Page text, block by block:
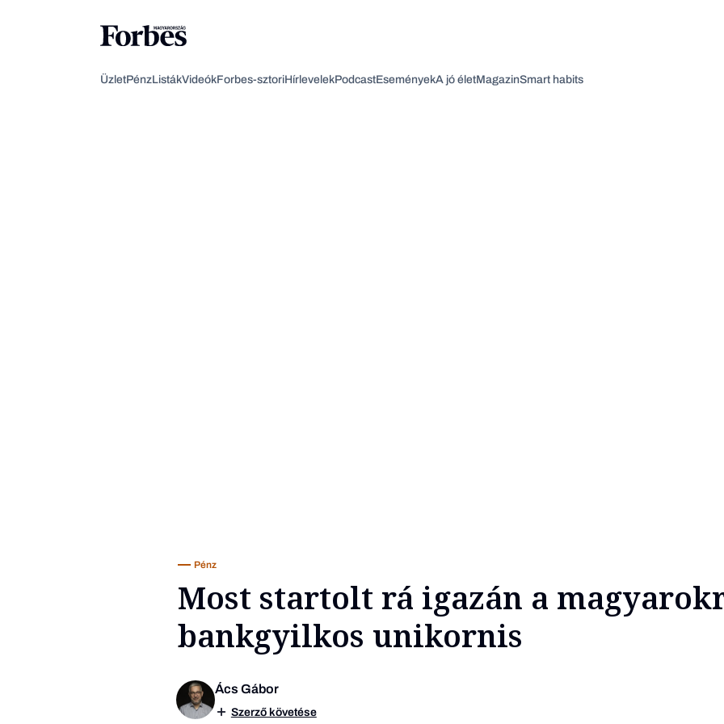
ÜzletPénzListákVideókForbes-sztoriHírlevelekPodcastEseményekA jó életMagazinSmart habits
Pénz
Most startolt rá igazán a
bankgyilkos unikornis
Ács Gábor
Szerző követése